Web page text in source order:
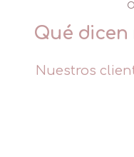
Qué dicen
Nuestros